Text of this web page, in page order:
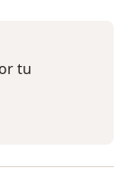
in Latin
tu